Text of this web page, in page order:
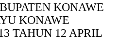
KONAWE
KONAWE
TAHUN 12 APRIL